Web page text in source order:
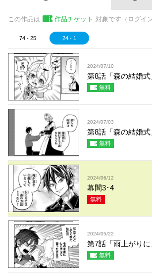
この作品は 作品チケット 対象です（ログイ
74 - 25 24 - 1
2024/07/10
第8話「森の結婚式
無料
2024/07/03
第8話「森の結婚式
無料
2024/06/12
幕間3･4
無料
2024/05/22
第7話「雨上がりに
無料